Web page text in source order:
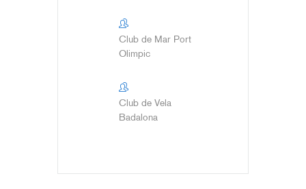
Club de Mar Port
Olimpic
Club de Vela
Badalona